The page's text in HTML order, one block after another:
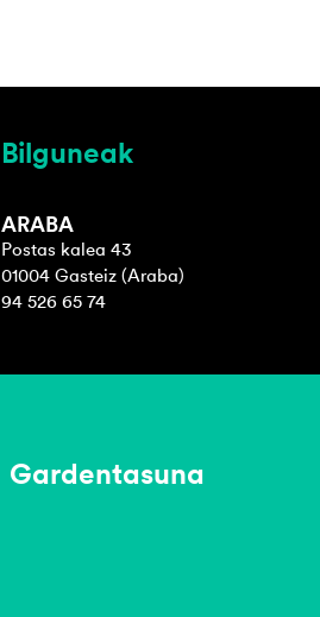
Bilguneak
ARABA
Postas kalea 43
01004 Gasteiz (Araba)
94 526 65 74
Gardentasuna